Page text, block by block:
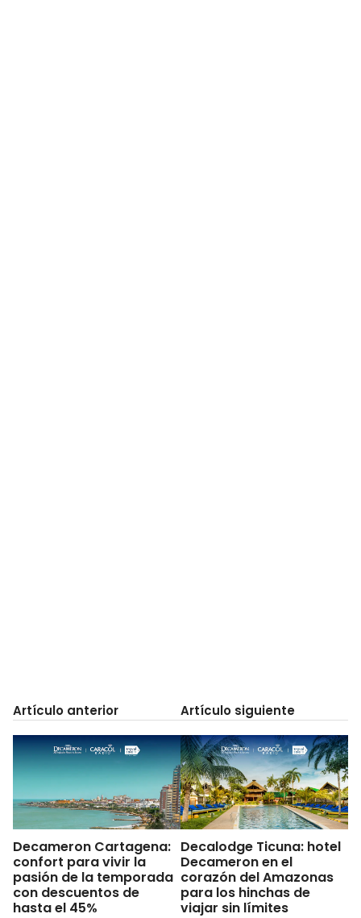
Artículo anterior
Decameron Cartagena:
confort para vivir la
pasión de la temporada
con descuentos de
hasta el 45%
Artículo siguiente
Decalodge Ticuna: hotel
Decameron en el
corazón del Amazonas
para los hinchas de
viajar sin límites